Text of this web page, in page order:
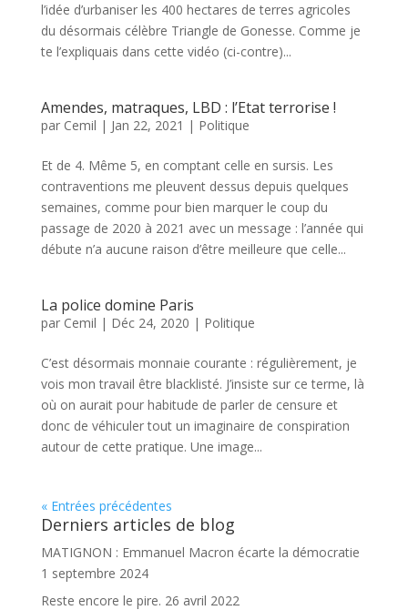
l’idée d’urbaniser les 400 hectares de terres agricoles
du désormais célèbre Triangle de Gonesse. Comme je
te l’expliquais dans cette vidéo (ci-contre)...
Amendes, matraques, LBD : l’Etat terrorise !
par Cemil | Jan 22, 2021 | Politique
Et de 4. Même 5, en comptant celle en sursis. Les
contraventions me pleuvent dessus depuis quelques
semaines, comme pour bien marquer le coup du
passage de 2020 à 2021 avec un message : l’année qui
débute n’a aucune raison d’être meilleure que celle...
La police domine Paris
par Cemil | Déc 24, 2020 | Politique
C’est désormais monnaie courante : régulièrement, je
vois mon travail être blacklisté. J’insiste sur ce terme, là
où on aurait pour habitude de parler de censure et
donc de véhiculer tout un imaginaire de conspiration
autour de cette pratique. Une image...
« Entrées précédentes
Derniers articles de blog
MATIGNON : Emmanuel Macron écarte la démocratie
1 septembre 2024
Reste encore le pire. 26 avril 2022